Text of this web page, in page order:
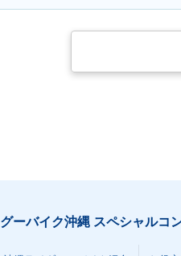
グーバイク沖縄 スペシャルコ